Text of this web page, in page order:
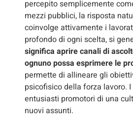
percepito semplicemente
mezzi pubblici, la risposta
coinvolge attivamente i
profondo di ogni scelta, si
significa aprire canali di
ognuno possa esprimere le
permette di allineare gli
psicofisico della forza lavoro.
entusiasti promotori di una
nuovi assunti.